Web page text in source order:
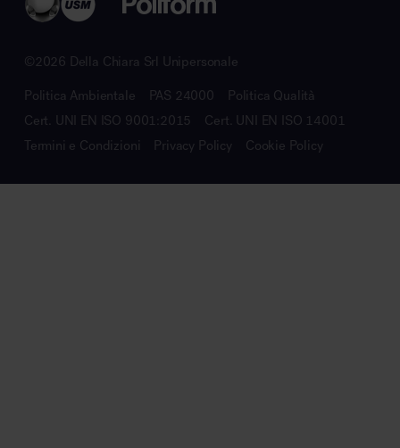
©2026 Della Chiara Srl Unipersonale
Politica Ambientale PAS 24000
Politica Qualità
Cert. UNI EN ISO 9001:2015
Cert. UNI EN ISO 14001
Termini e Condizioni
Privacy Policy Cookie Policy